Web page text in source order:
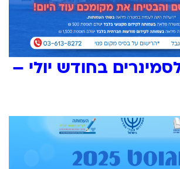
בחודש יולי –